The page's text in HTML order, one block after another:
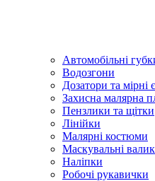
Автомобільні
Водозгони
Дозатори та мірні
Захисна малярна
Пензлики та щітки
Лінійки
Малярні костюми
Маскувальні
Наліпки
Робочі рукавички